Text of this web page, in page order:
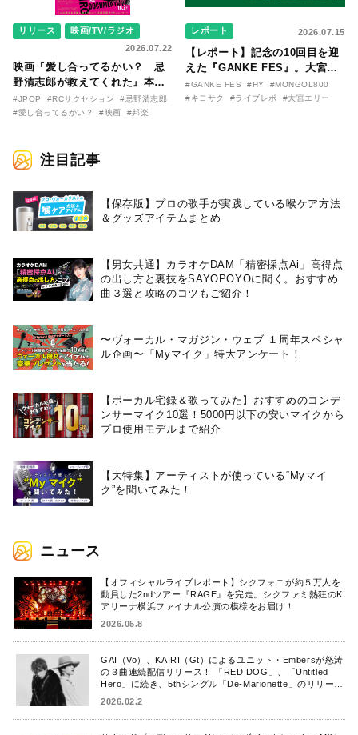
リリース
映画/TV/ラジオ
2026.07.22
映画『愛し合ってるかい？ 忌
野清志郎が教えてくれた』本予
告映像とキービジュアルがつい
に解禁！ キヨシロー関連商品も
#JPOP #RCサクセション
#忌野清志郎
#愛し合ってるかい？
#映画 #邦楽
レポート 2026.07.15
【レポート】記念の10回目を迎
えた『GANKE FES』。大宮エ
リー作『アイヌの神々の崖』を
前に、キヨサク
#GANKE FES #HY
#MONGOL800
#キヨサク
#ライブレポ #大宮エリー
注目記事
【保存版】プロの歌手が実践している喉ケア⽅法
＆グッズアイテムまとめ
【男女共通】カラオケDAM「精密採点Ai」高得点
の出し方と裏技をSAYOPOYOに聞く。おすすめ
曲３選と攻略のコツもご紹介！
〜ヴォーカル・マガジン・ウェブ １周年スペシャ
ル企画〜「Myマイク」特大アンケート！
【ボーカル宅録＆歌ってみた】おすすめのコンデ
ンサーマイク10選！5000円以下の安いマイクから
プロ使用モデルまで紹介
【大特集】アーティストが使っている“Myマイ
ク”を聞いてみた！
ニュース
【オフィシャルライブレポート】シクフォニが約５万人を
動員した2ndツアー『RAGE』を完走。シクファミ熱狂のK
アリーナ横浜ファイナル公演の模様をお届け！
2026.05.8
GAI（Vo）、KAIRI（Gt）によるユニット・Embersが怒涛
の３曲連続配信リリース！ 「RED DOG」、「Untitled
Hero」に続き、5thシングル「De-Marionette」のリリース
2026.02.2